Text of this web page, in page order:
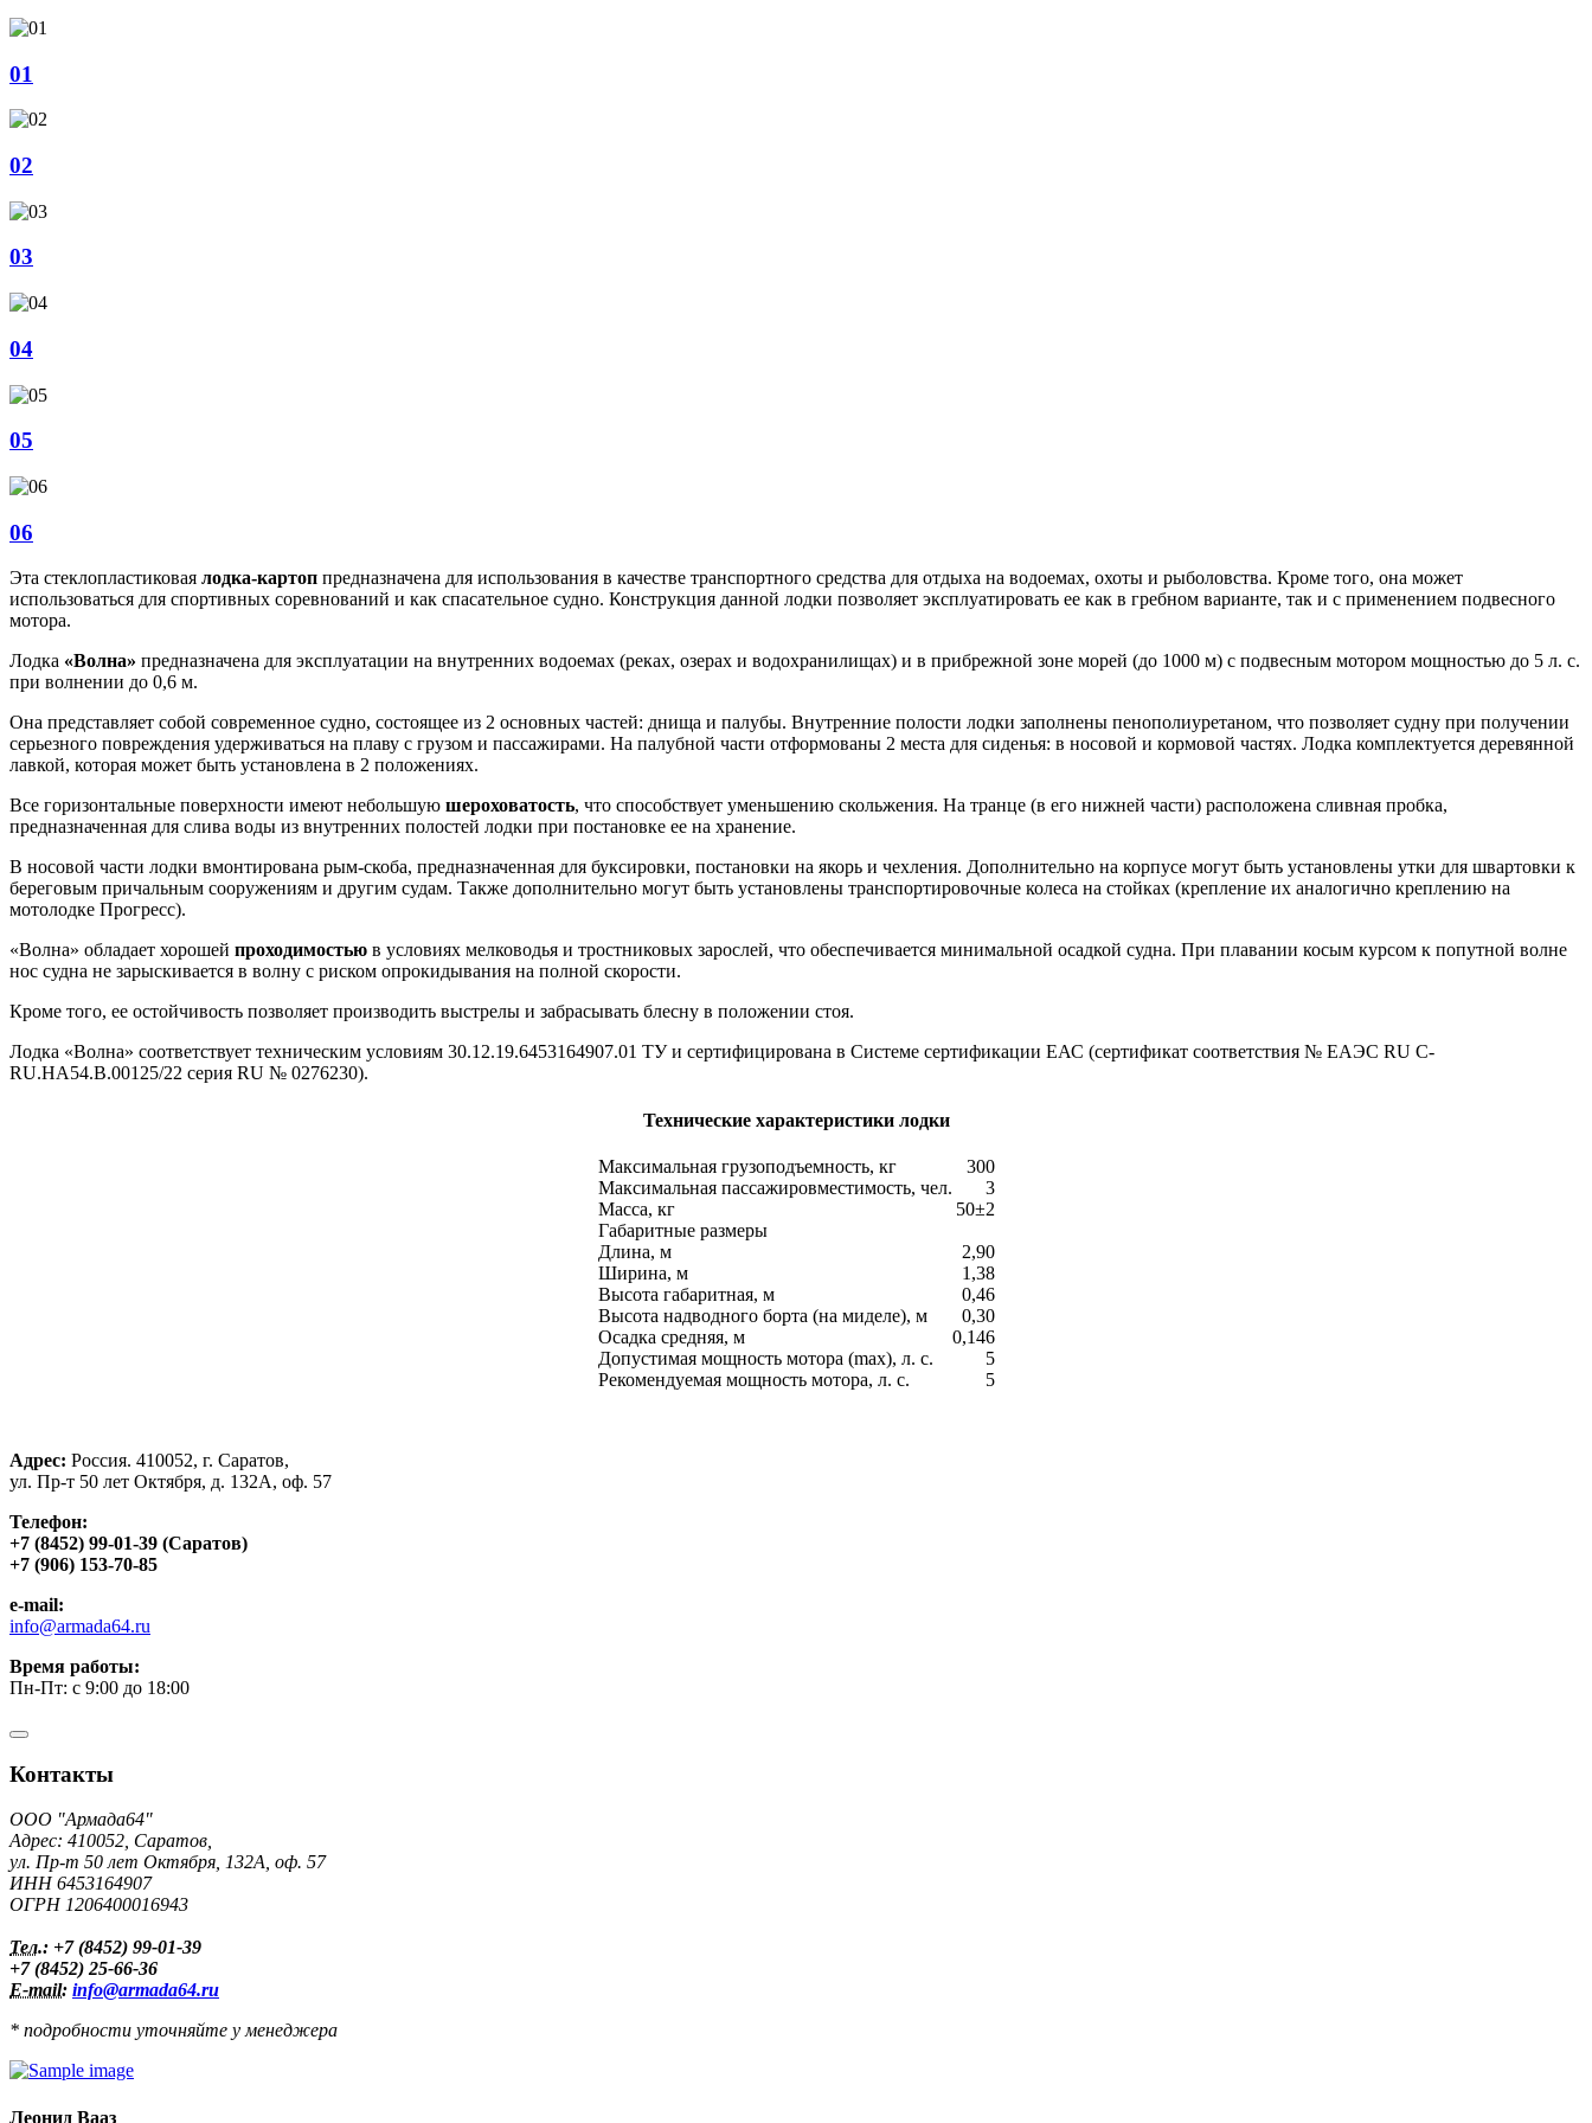
01
02
03
04
05
06
Эта стеклопластиковая лодка-картоп предназначена для использования в качестве транспортного средства для отдыха на водоемах, охоты и рыболовства. Кроме того, она может
использоваться для спортивных соревнований и как спасательное судно. Конструкция данной лодки позволяет эксплуатировать ее как в гребном варианте, так и с применением подвесного
мотора.
Лодка «Волна» предназначена для эксплуатации на внутренних водоемах (реках, озерах и водохранилищах) и в прибрежной зоне морей (до 1000 м) с подвесным мотором мощностью до 5 л. с.
при волнении до 0,6 м.
Она представляет собой современное судно, состоящее из 2 основных частей: днища и палубы. Внутренние полости лодки заполнены пенополиуретаном, что позволяет судну при получении
серьезного повреждения удерживаться на плаву с грузом и пассажирами. На палубной части отформованы 2 места для сиденья: в носовой и кормовой частях. Лодка комплектуется деревянной
лавкой, которая может быть установлена в 2 положениях.
Все горизонтальные поверхности имеют небольшую шероховатость, что способствует уменьшению скольжения. На транце (в его нижней части) расположена сливная пробка,
предназначенная для слива воды из внутренних полостей лодки при постановке ее на хранение.
В носовой части лодки вмонтирована рым-скоба, предназначенная для буксировки, постановки на якорь и чехления. Дополнительно на корпусе могут быть установлены утки для швартовки к
береговым причальным сооружениям и другим судам. Также дополнительно могут быть установлены транспортировочные колеса на стойках (крепление их аналогично креплению на
мотолодке Прогресс).
«Волна» обладает хорошей проходимостью в условиях мелководья и тростниковых зарослей, что обеспечивается минимальной осадкой судна. При плавании косым курсом к попутной волне
нос судна не зарыскивается в волну с риском опрокидывания на полной скорости.
Кроме того, ее остойчивость позволяет производить выстрелы и забрасывать блесну в положении стоя.
Лодка «Волна» соответствует техническим условиям 30.12.19.6453164907.01 ТУ и сертифицирована в Системе сертификации ЕАС (сертификат соответствия № ЕАЭС RU C-
RU.HA54.B.00125/22 серия RU № 0276230).
Технические характеристики лодки
Максимальная грузоподъемность, кг
300
Максимальная пассажировместимость, чел.
3
Масса, кг
50±2
Габаритные размеры
Длина, м
2,90
Ширина, м
1,38
Высота габаритная, м
0,46
Высота надводного борта (на миделе), м
0,30
Осадка средняя, м
0,146
Допустимая мощность мотора (max), л. с.
5
Рекомендуемая мощность мотора, л. с.
5
Адрес: Россия. 410052, г. Саратов,
ул. Пр-т 50 лет Октября, д. 132А, оф. 57
Телефон:
+7 (8452) 99-01-39 (Саратов)
+7 (906) 153-70-85
e-mail:
info@armada64.ru
Время работы:
Пн-Пт: с 9:00 до 18:00
Контакты
ООО "Армада64"
Адрес: 410052, Саратов,
ул. Пр-т 50 лет Октября, 132А, оф. 57
ИНН 6453164907
ОГРН 1206400016943
Тел.: +7 (8452) 99-01-39
+7 (8452) 25-66-36
E-mail: info@armada64.ru
* подробности уточняйте у менеджера
Леонид Вааз